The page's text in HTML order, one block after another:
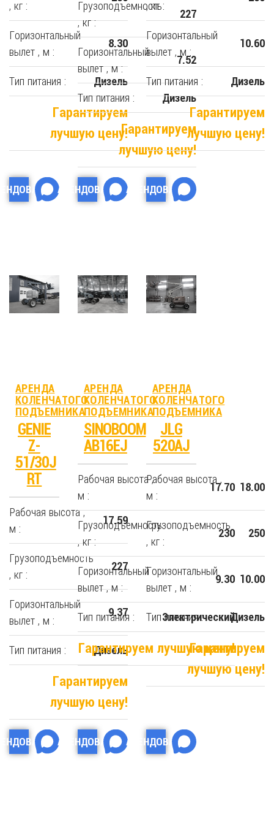
, кг :
Горизонтальный
вылет , м :
8.30
Тип питания : Дизель
Гарантируем
лучшую цену!
Грузоподъемность
, кг :
227
Горизонтальный
вылет , м :
7.52
Тип питания : Дизель
Гарантируем
лучшую цену!
АРЕНДОВАТЬ
, кг :
Горизонтальный
вылет , м :
10.60
Тип питания : Дизель
Гарантируем
лучшую цену!
АРЕНДОВАТЬ
АРЕНДА
КОЛЕНЧАТОГО
ПОДЪЕМНИКА
GENIE
Z-
51/30J
RT
Рабочая высота ,
м :
17.59
Грузоподъемность
, кг :
227
Горизонтальный
вылет , м :
9.37
Тип питания : Дизель
Гарантируем
лучшую цену!
АРЕНДА
КОЛЕНЧАТОГО
ПОДЪЕМНИКА
SINOBOOM
AB16EJ
Рабочая высота ,
м :
17.70
Грузоподъемность
, кг :
230
Горизонтальный
вылет , м :
9.30
Тип питания : Электрический
Гарантируем лучшую цену!
АРЕНДОВАТЬ
АРЕНДА
КОЛЕНЧАТОГО
ПОДЪЕМНИКА
JLG
520AJ
Рабочая высота ,
м :
18.00
Грузоподъемность
, кг :
250
Горизонтальный
вылет , м :
10.00
Тип питания : Дизель
Гарантируем
лучшую цену!
АРЕНДОВАТЬ